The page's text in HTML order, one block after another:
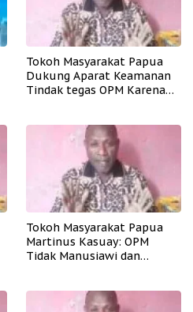
Tokoh Masyarakat Papua
Dukung Aparat Keamanan
Tindak tegas OPM Karena
Tokoh Masyarakat Papua
Martinus Kasuay: OPM
Tidak Manusiawi dan